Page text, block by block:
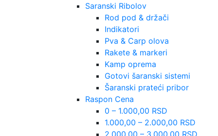
Saranski Ribolov
Rod pod & držači
Indikatori
Pva & Carp olova
Rakete & markeri
Kamp oprema
Gotovi šaranski sistemi
Šaranski prateći pribor
Raspon Cena
0 – 1.000,00 RSD
1.000,00 – 2.000,00 RSD
2.000,00 – 3.000,00 RSD